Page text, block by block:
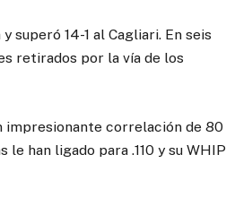
superó 14-1 al Cagliari. En seis
retirados por la vía de los
impresionante correlación de 80
han ligado para .110 y su WHIP